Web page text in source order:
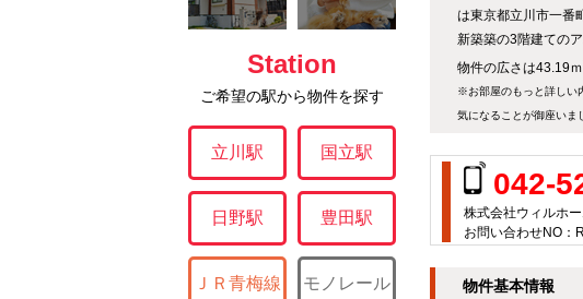
は東京都立川市一番
新築築の3階建ての
物件の広さは43.19ｍ
※お部屋のもっと詳しい
気になることが御座いま
042-
株式会社ウィルホ
お問い合わせNO：
物件基本情報
Station
ご希望の駅から物件を探す
立川駅 国立駅
日野駅 豊田駅
ＪＲ青梅線 モノレール